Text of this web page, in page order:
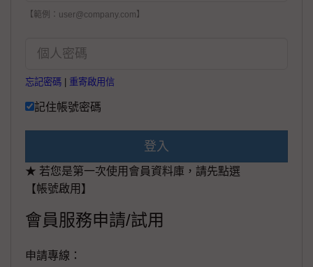
【範例：user@company.com】
忘記密碼 重寄啟用信
記住帳號密碼
登入
★ 若您是第一次使用會員資料庫，請先點選
【帳號啟用】
會員服務申請/試用
申請專線：